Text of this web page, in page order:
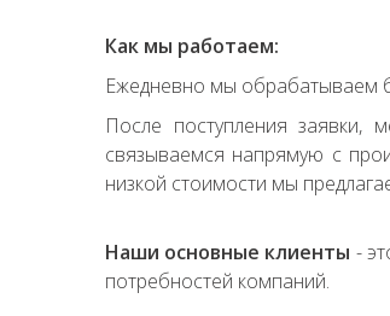
Как мы работаем:
Ежедневно мы обрабатываем
После поступления
связываемся напрямую с
низкой стоимости мы
Наши основные клиенты -
потребностей компаний.